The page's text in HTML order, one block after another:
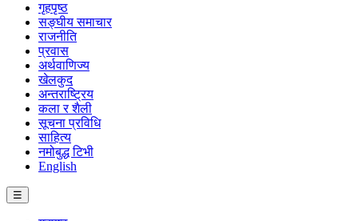
गृहपृष्ठ
सङ्घीय समाचार
राजनीति
प्रवास
अर्थवाणिज्य
खेलकुद
अन्तराष्ट्रिय
कला र शैली
सूचना प्रविधि
साहित्य
नमोबुद्ध टिभी
English
☰